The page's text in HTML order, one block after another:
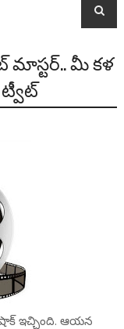
మాస్టర్.. మీ కళ
ఇచ్చింది. ఆయన